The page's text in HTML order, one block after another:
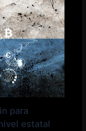
para
estatal